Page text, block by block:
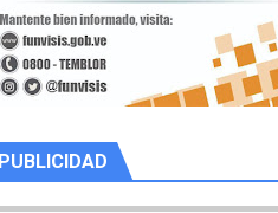
PUBLICIDAD